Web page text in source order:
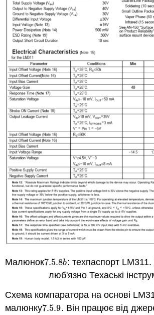
Малюнок7.5.8b
7.5.8b: техпаспорт
люб'язно Техаські
Схема компаратора на основі
малюнку7.5.9
7.5.9. Він працює від